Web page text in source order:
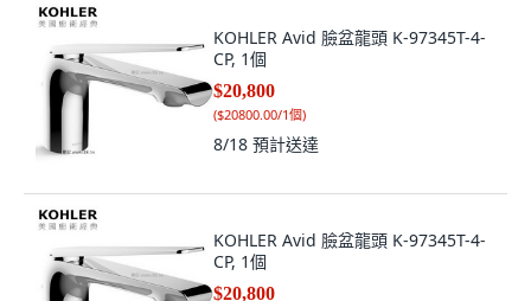
KOHLER Avid 臉盆龍頭 K-97345T-4-
CP, 1個
$20,800
($20800.00/1個)
8/18 預計送達
KOHLER Avid 臉盆龍頭 K-97345T-4-
CP, 1個
$20,800